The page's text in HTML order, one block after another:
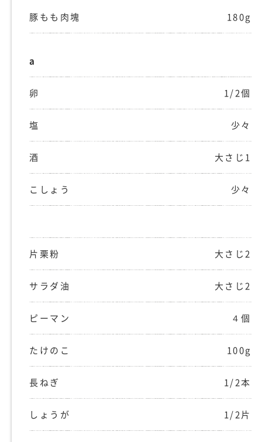
豚もも肉塊 180g
a
卵 1/2個
塩 少々
酒 大さじ1
こしょう 少々
片栗粉 大さじ2
サラダ油 大さじ2
ピーマン ４個
たけのこ 100g
長ねぎ 1/2本
しょうが 1/2片